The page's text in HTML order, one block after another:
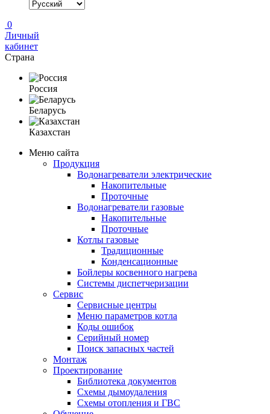
0
Личный
кабинет
Страна
Россия
Беларусь
Казахстан
Меню сайта
Продукция
Водонагреватели электрические
Накопительные
Проточные
Водонагреватели газовые
Накопительные
Проточные
Котлы газовые
Традиционные
Конденсационные
Бойлеры косвенного нагрева
Системы диспетчеризации
Сервис
Сервисные центры
Меню параметров котла
Коды ошибок
Серийный номер
Поиск запасных частей
Монтаж
Проектирование
Библиотека документов
Схемы дымоудаления
Схемы отопления и ГВС